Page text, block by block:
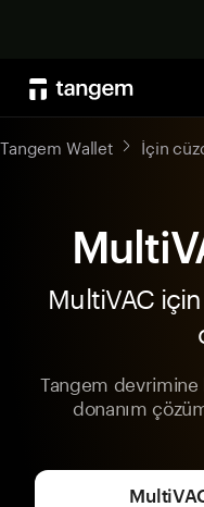
Tangem Wallet İçin
MultiVAC
Tangem devrimine
donanım